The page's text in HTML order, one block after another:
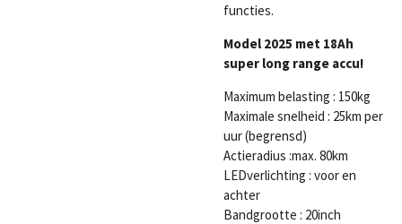
functies.
Model 2025 met 18Ah
super long range accu!
Maximum belasting : 150kg
Maximale snelheid : 25km per
uur (begrensd)
Actieradius :max. 80km
LEDverlichting : voor en
achter
Bandgrootte : 20inch